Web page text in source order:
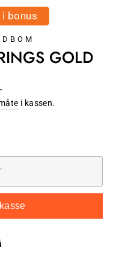
bonus
GOLD
i kassen.